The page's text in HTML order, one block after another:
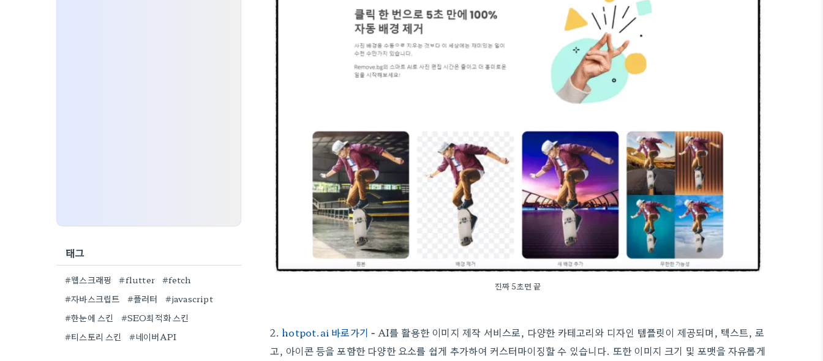
진짜 5초면 끝
2. hotpot.ai 바로가기 - AI를 활용한 이미지 제작 서비스로, 다양한 카테고리와 디자인 템플릿이 제공되며, 텍스트, 로
고, 아이콘 등을 포함한 다양한 요소를 쉽게 추가하여 커스터마이징할 수 있습니다. 또한 이미지 크기 및 포맷을 자유롭게
태그
#웹스크래핑 #flutter
#fetch
#자바스크립트
#플러터
#javascript
#한눈에 스킨
#SEO최적화 스킨
#티스토리 스킨
#네이버API